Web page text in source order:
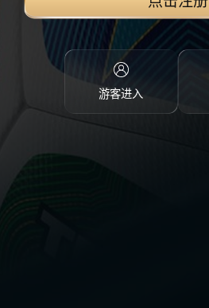
游客进入